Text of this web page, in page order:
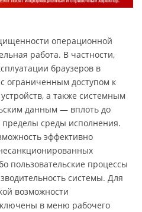
операционной
работа. В частности,
браузеров в
ограниченным доступом к
а также системным
данным — вплоть до
пределы среды исполнения.
эффективно
пользовательские процессы
системы. Для
возможности
в меню рабочего